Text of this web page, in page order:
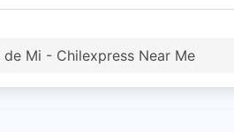
Mi - Chilexpress Near Me